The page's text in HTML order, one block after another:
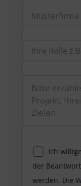
Ich
der
werden. Die